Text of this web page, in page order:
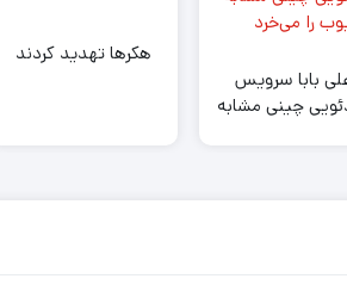
بابا سرویس
چینی مشابه
هکرها تهدید کردند